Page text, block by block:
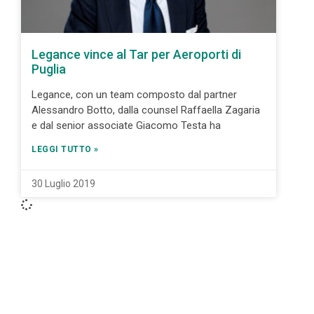
Legance vince al Tar per Aeroporti di
Puglia
Legance, con un team composto dal partner
Alessandro Botto, dalla counsel Raffaella Zagaria
e dal senior associate Giacomo Testa ha
LEGGI TUTTO »
30 Luglio 2019